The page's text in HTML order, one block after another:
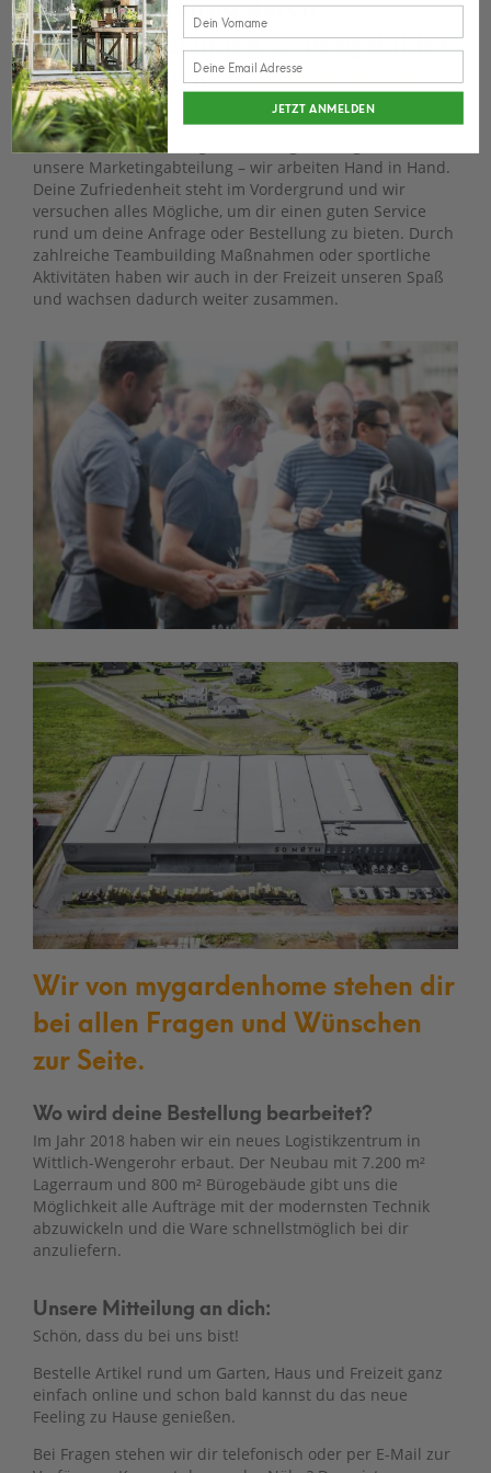
Aufbauschulungen weitergebildet
und kann dichindividuell beraten
Eine weitere Besonderheit ist definitiv unser Team! Ob
der Einkauf, die Auftragsabwicklung, das Lager oder
unsere Marketingabteilung – wir arbeiten Hand in Hand.
Deine Zufriedenheit steht im Vordergrund und wir
versuchen alles Mögliche, um dir einen guten Service
rund um deine Anfrage oder Bestellung zu bieten. Durch
zahlreiche Teambuilding Maßnahmen oder sportliche
Aktivitäten haben wir auch in der Freizeit unseren Spaß
und wachsen dadurch weiter zusammen.
Wir von mygardenhome stehen dir
bei allen Fragen und Wünschen
zur Seite.
Wo wird deine Bestellung bearbeitet?
Im Jahr 2018 haben wir ein neues Logistikzentrum in
Wittlich-Wengerohr erbaut. Der Neubau mit 7.200 m²
Lagerraum und 800 m² Bürogebäude gibt uns die
Möglichkeit alle Aufträge mit der modernsten Technik
abzuwickeln und die Ware schnellstmöglich bei dir
anzuliefern.
Unsere Mitteilung an dich:
Schön, dass du bei uns bist!
Bestelle Artikel rund um Garten, Haus und Freizeit ganz
einfach online und schon bald kannst du das neue
Feeling zu Hause genießen.
Bei Fragen stehen wir dir telefonisch oder per E-Mail zur
JETZT ANMELDEN